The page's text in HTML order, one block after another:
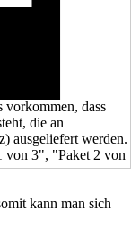
vorkommen, dass
die an
ausgeliefert werden.
von 3", "Paket 2 von
kann man sich